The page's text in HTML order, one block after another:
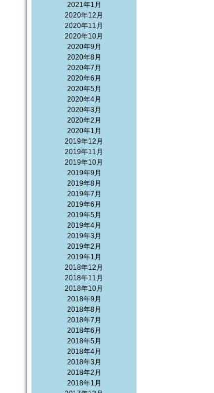
2021年1月
2020年12月
2020年11月
2020年10月
2020年9月
2020年8月
2020年7月
2020年6月
2020年5月
2020年4月
2020年3月
2020年2月
2020年1月
2019年12月
2019年11月
2019年10月
2019年9月
2019年8月
2019年7月
2019年6月
2019年5月
2019年4月
2019年3月
2019年2月
2019年1月
2018年12月
2018年11月
2018年10月
2018年9月
2018年8月
2018年7月
2018年6月
2018年5月
2018年4月
2018年3月
2018年2月
2018年1月